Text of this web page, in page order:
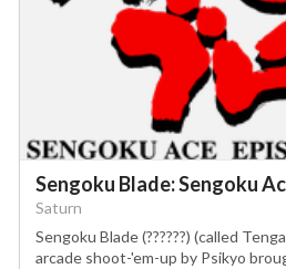
Sengoku Blade: Sengoku
Saturn
Sengoku Blade (??????) (called
arcade shoot-'em-up by Psikyo